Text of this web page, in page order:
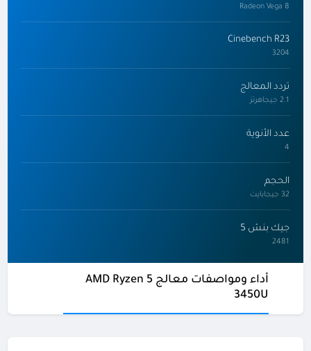
Radeon Vega 8
Cinebench R23
3204
تردد المعالج
2.1 جيجاهرتز
عدد الأنوية
4
الحجم
32 جيجابايت
جيك بنش 5
2481
أداء ومواصفات معالج AMD Ryzen 5
3450U